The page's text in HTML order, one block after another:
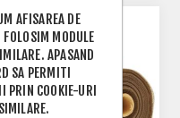
AFISAREA DE
MODULE
APASAND
SA PERMITI
PRIN COOKIE-URI